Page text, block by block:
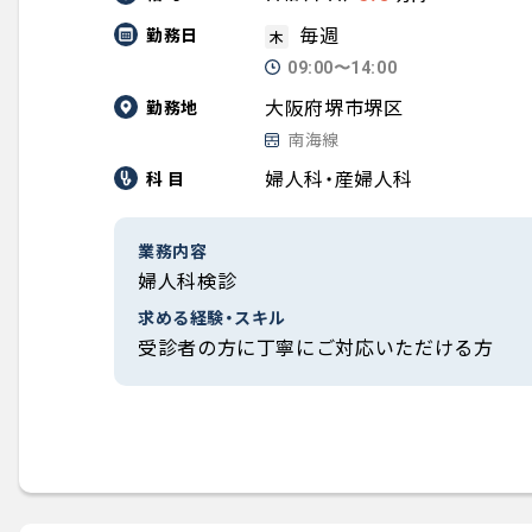
勤務日 木 毎週
09:00〜14:00
勤務地 大阪府堺市堺区
南海線
科 目
婦人科・産婦人科
業務内容
婦人科検診
求める経験・スキル
受診者の方に丁寧にご対応いただける方